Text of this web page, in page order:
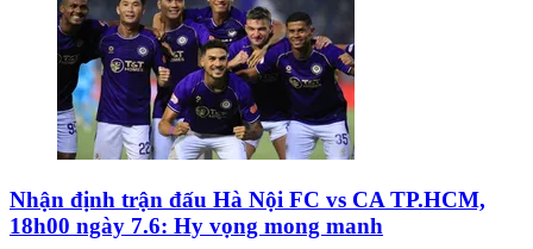
Nhận định trận đấu Hà Nội FC vs CA TP.HCM,
18h00 ngày 7.6: Hy vọng mong manh